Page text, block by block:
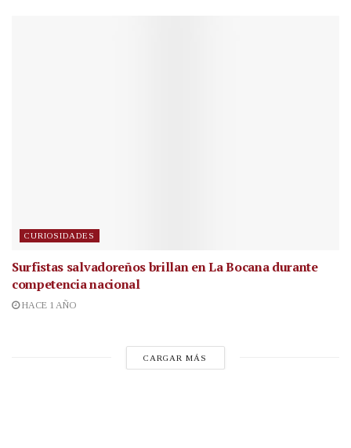
CURIOSIDADES
Surfistas salvadoreños brillan en La Bocana durante
competencia nacional
HACE 1 AÑO
CARGAR MÁS